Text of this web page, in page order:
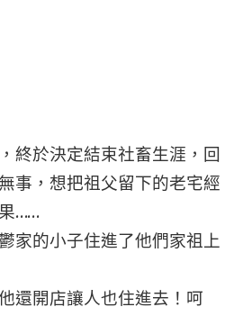
終於決定結束社畜生涯，回
事，想把祖父留下的老宅經
……
家的小子住進了他們家祖上
還開店讓人也住進去！呵